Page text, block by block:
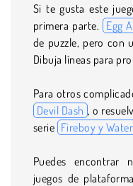
Si te gusta este
primera parte. Egg
de puzzle, pero con
Dibuja líneas para
Para otros
Devil Dash , o
serie Fireboy y
Puedes encontrar
juegos de